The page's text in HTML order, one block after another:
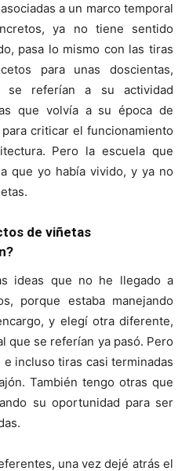
a un marco temporal
ya no tiene sentido
pasa lo mismo con las tiras
para unas doscientas,
se referían a su actividad
que volvía a su época de
criticar el funcionamiento
Pero la escuela que
que yo había vivido, y ya no
de viñetas
ideas que no he llegado a
porque estaba manejando
y elegí otra diferente,
que se referían ya pasó. Pero
incluso tiras casi terminadas
También tengo otras que
su oportunidad para ser
una vez dejé atrás el